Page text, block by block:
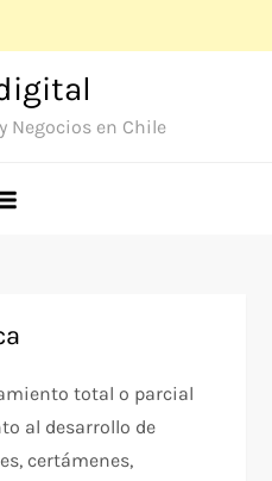
Negocios en Chile
total o parcial
al desarrollo de
certámenes,